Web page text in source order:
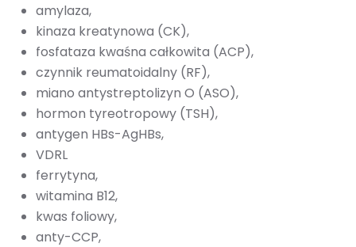
amylaza,
kinaza kreatynowa (CK),
fosfataza kwaśna całkowita (ACP),
czynnik reumatoidalny (RF),
miano antystreptolizyn O (ASO),
hormon tyreotropowy (TSH),
antygen HBs-AgHBs,
VDRL
ferrytyna,
witamina B12,
kwas foliowy,
anty-CCP,